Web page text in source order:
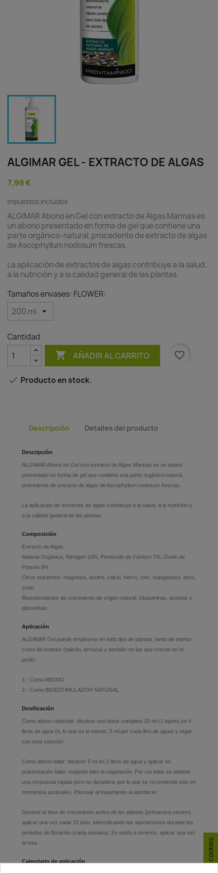
ALGIMAR GEL - EXTRACTO DE ALGAS
7,99 €
Impuestos incluidos
ALGIMAR Abono en Gel con extracto de Algas Marinas es
un abono presentado en forma de gel que contiene una
parte orgánico-natural, procedente de extracto de algas
de Ascophyllum nodosum frescas.
La aplicación de extractos de algas contribuye a la salud,
a la nutrición y a la calidad general de las plantas.
Tamaños envases: FLOWER:
Cantidad
 AÑADIR AL CARRITO favorite_border
 Producto en stock.
Descripción Detalles del producto
Descripción
ALGIMAR Abono en Gel con extracto de Algas Marinas es un abono
presentado en forma de gel que contiene una parte orgánico-natural,
procedente de extracto de algas de Ascophyllum nodosum frescas.
La aplicación de extractos de algas contribuye a la salud, a la nutrición y
a la calidad general de las plantas.
Composición
Extracto de Algas,
Materia Orgánica, Nitrógen 10%, Pentóxido de Fósforo 7%, Óxido de
Potasio 9%
Otros nutrientes: magnesio, azufre, calcio, hierro, zinc, manganeso, boro,
yodo.
Bioestimulantes de crecimiento de origen natural: citoquininas, auxinas y
giberelinas..
Aplicación
ALGIMAR Gel puede emplearse en todo tipo de plantas, tanto de interior
como de exterior (balcón, terraza) y también en las que crecen en el
jardín.
1.- Como ABONO
2.- Como BIOESTIMULADOR NATURAL
Dosificación
Como abono radicular: disolver una dosis completa 20 ml (1 tapón) en 4
litros de agua (o, lo que es lo mismo, 5 ml por cada litro de agua) y regar
con esta solución.
Como abono foliar: disolver 5 ml en 2 litros de agua y aplicar en
pulverización foliar, mojando bien la vegetación. Por vía foliar se obtiene
una respuesta rápida pero no duradera, por lo que se recomienda sólo en
momentos puntuales. Efectuar el tratamiento al atardecer.
Durante la fase de crecimiento activo de las plantas (primavera-verano)
aplicar una vez cada 15 días, intensificando las aportaciones durante los
periodos de floración (cada semana). En otoño e invierno, aplicar una vez
al mes.
Calendario de aplicación